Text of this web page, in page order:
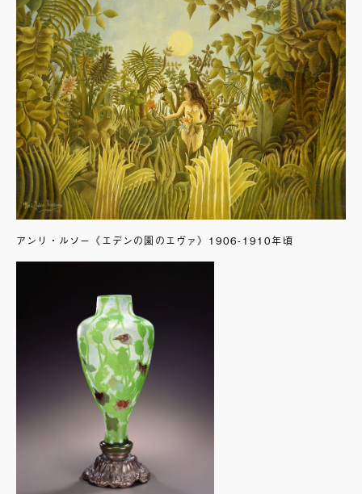
アンリ・ルソー《エデンの園のエヴァ》1906-1910年頃